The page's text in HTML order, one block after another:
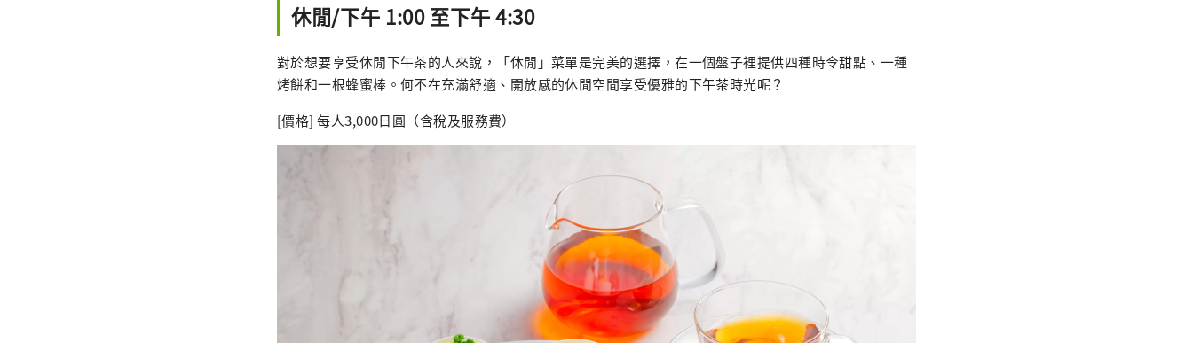
休閒/下午 1:00 至下午 4:30
對於想要享受休閒下午茶的人來說，「休閒」菜單是完美的選擇，在一個盤子裡提供四種時令甜點、一種
烤餅和一根蜂蜜棒。何不在充滿舒適、開放感的休閒空間享受優雅的下午茶時光呢？
[價格] 每人3,000日圓（含稅及服務費）